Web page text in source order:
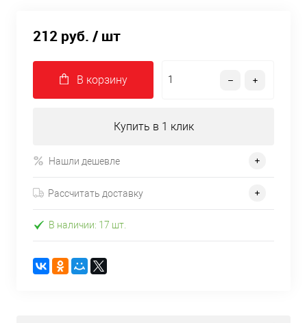
212 руб. / шт
В корзину
Купить в 1 клик
Нашли дешевле
Рассчитать доставку
В наличии: 17 шт.